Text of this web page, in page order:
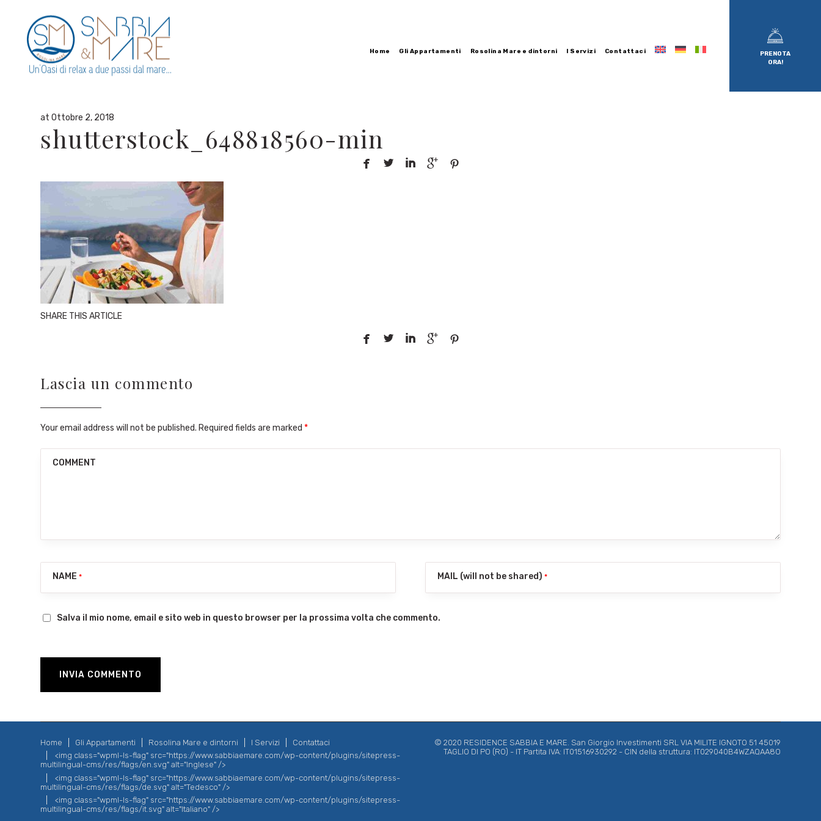
Home Gli Appartamenti Rosolina Mare e dintorni I Servizi Contattaci
PRENOTA
ORA!
By
admin
in
at Ottobre 2, 2018
shutterstock_648818560-min
    
SHARE THIS ARTICLE
    
Lascia un commento
Your email address will not be published. Required fields are marked *
COMMENT
NAME * MAIL (will not be shared)*
Salva il mio nome, email e sito web in questo browser per la prossima volta che commento.
Home Gli Appartamenti Rosolina Mare e dintorni I Servizi
Contattaci
<img class="wpml-ls-flag" src="https://www.sabbiaemare.com/wp-content/plugins/sitepress-
multilingual-cms/res/flags/en.svg" alt="Inglese" />
<img class="wpml-ls-flag" src="https://www.sabbiaemare.com/wp-content/plugins/sitepress-
multilingual-cms/res/flags/de.svg" alt="Tedesco" />
<img class="wpml-ls-flag" src="https://www.sabbiaemare.com/wp-content/plugins/sitepress-
multilingual-cms/res/flags/it.svg" alt="Italiano" />
© 2020 RESIDENCE SABBIA E MARE. San Giorgio Investimenti SRL VIA MILITE IGNOTO 51 45019
TAGLIO DI PO (RO) - IT Partita IVA: IT01516930292 - CIN della struttura: IT029040B4WZAQAA8O